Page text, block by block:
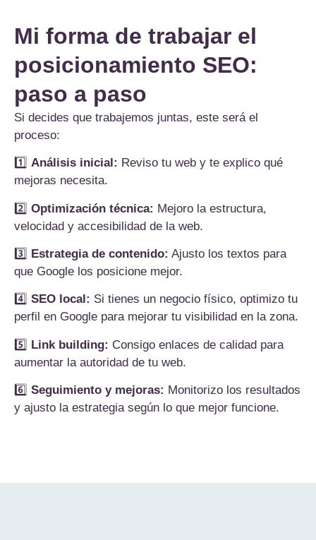
Mi forma de trabajar el
posicionamiento SEO:
paso a paso
Si decides que trabajemos juntas, este será el
proceso:
1️⃣ Análisis inicial: Reviso tu web y te explico qué
mejoras necesita.
2️⃣ Optimización técnica: Mejoro la estructura,
velocidad y accesibilidad de la web.
3️⃣ Estrategia de contenido: Ajusto los textos para
que Google los posicione mejor.
4️⃣ SEO local: Si tienes un negocio físico, optimizo tu
perfil en Google para mejorar tu visibilidad en la zona.
5️⃣ Link building: Consigo enlaces de calidad para
aumentar la autoridad de tu web.
6️⃣ Seguimiento y mejoras: Monitorizo los resultados
y ajusto la estrategia según lo que mejor funcione.